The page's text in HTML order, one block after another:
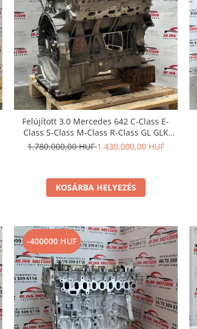
Felújított 3.0 Mercedes 642 C-Class E-
Class S-Class M-Class R-Class GL GLK
motor
1.780.000,00 HUF1.430.000,00 HUF
KOSÁRBA HELYEZÉS
-400000 HUF